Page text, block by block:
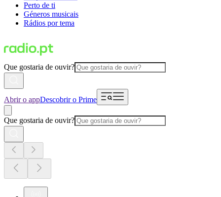
Perto de ti
Géneros musicais
Rádios por tema
Que gostaria de ouvir?
Abrir o appDescobrir o Prime
Que gostaria de ouvir?